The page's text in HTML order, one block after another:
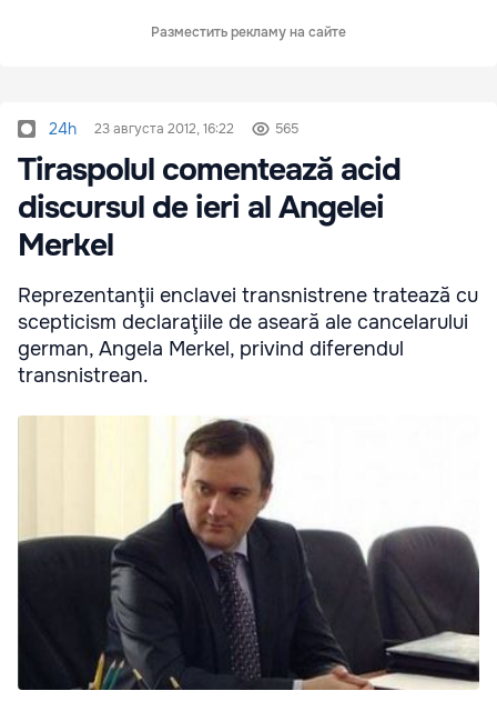
Разместить рекламу на сайте
24h 23 августа 2012, 16:22 565
Tiraspolul comentează acid
discursul de ieri al Angelei
Merkel
Reprezentanţii enclavei transnistrene tratează cu
scepticism declaraţiile de aseară ale cancelarului
german, Angela Merkel, privind diferendul
transnistrean.